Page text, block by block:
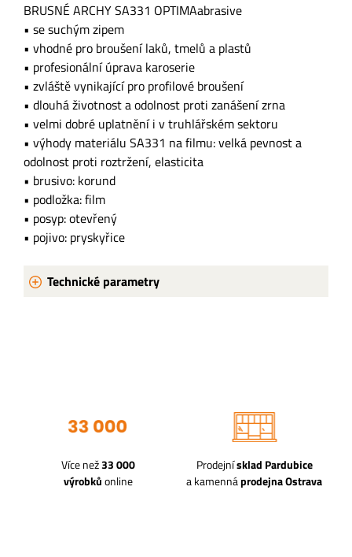
BRUSNÉ ARCHY SA331 OPTIMAabrasive
• se suchým zipem
• vhodné pro broušení laků, tmelů a plastů
• profesionální úprava karoserie
• zvláště vynikající pro profilové broušení
• dlouhá životnost a odolnost proti zanášení zrna
• velmi dobré uplatnění i v truhlářském sektoru
• výhody materiálu SA331 na filmu: velká pevnost a
odolnost proti roztržení, elasticita
• brusivo: korund
• podložka: film
• posyp: otevřený
• pojivo: pryskyřice
Technické parametry
Více než33 000
výrobkůonline
Prodejnísklad Pardubice
a kamennáprodejna Ostrava